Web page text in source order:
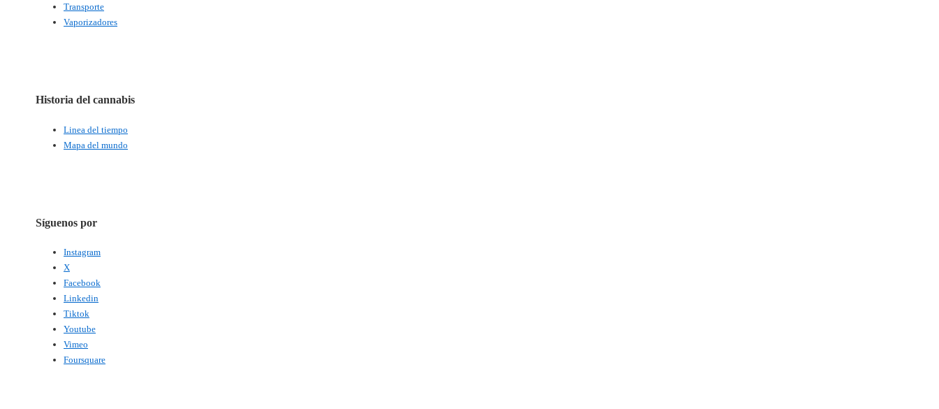
Transporte
Vaporizadores
Historia del cannabis
Linea del tiempo
Mapa del mundo
Síguenos por
Instagram
X
Facebook
Linkedin
Tiktok
Youtube
Vimeo
Foursquare